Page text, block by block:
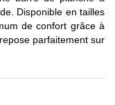
Disponible en tailles
de confort grâce à
parfaitement sur